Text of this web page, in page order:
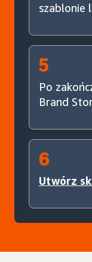
szablonie
5
Po
Brand
6
Utwórz